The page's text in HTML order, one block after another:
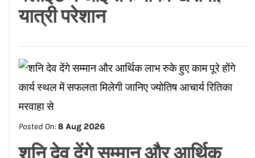
फ्लाइट में आई तकनीकी खराबी,
यात्री परेशान
Posted On:8 Aug 2026